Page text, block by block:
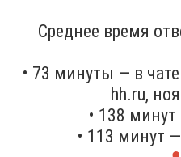
Среднее время
• 73 минуты — в
hh.ru,
• 138
• 113 минут